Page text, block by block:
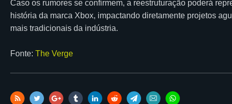
Caso os rumores se confirmem, a reestruturação poderá
história da marca Xbox, impactando diretamente projetos
mais tradicionais da indústria.
Fonte: The Verge